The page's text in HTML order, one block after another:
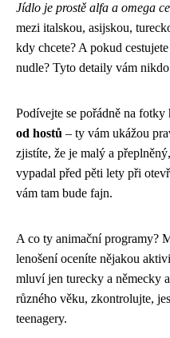
Jídlo je prostě alfa a omega
mezi italskou, asijskou,
kdy chcete? A pokud
nudle? Tyto detaily vám
Podívejte se pořádně na
od hostů – ty vám ukážou
zjistíte, že je malý a
vypadal před pěti lety při
vám tam bude fajn.
A co ty animační programy?
lenošení oceníte nějakou
mluví jen turecky a německy
různého věku, zkontrolujte,
teenagery.